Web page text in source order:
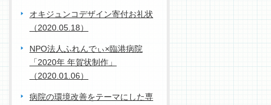
オキジュンコデザイン寄付お礼状
（2020.05.18）
NPO法人ふれんでぃ×臨港病院
「2020年 年賀状制作」
（2020.01.06）
病院の環境改善をテーマにした専